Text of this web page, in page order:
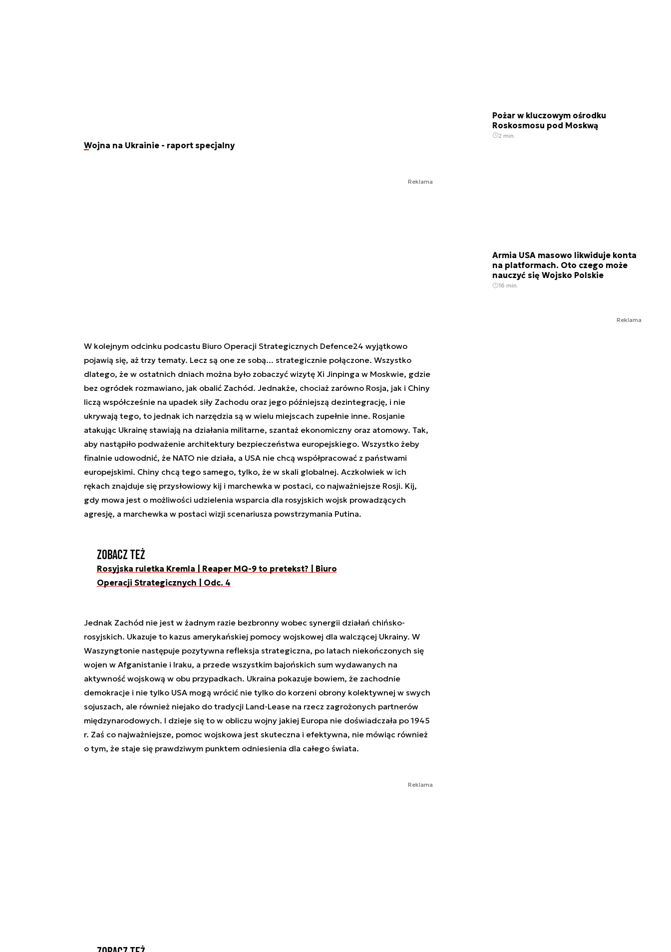
Wojna na Ukrainie - raport specjalny
Reklama
W kolejnym odcinku podcastu Biuro Operacji Strategicznych Defence24 wyjątkowo
pojawią się, aż trzy tematy. Lecz są one ze sobą... strategicznie połączone. Wszystko
dlatego, że w ostatnich dniach można było zobaczyć wizytę Xi Jinpinga w Moskwie, gdzie
bez ogródek rozmawiano, jak obalić Zachód. Jednakże, chociaż zarówno Rosja, jak i Chiny
liczą współcześnie na upadek siły Zachodu oraz jego późniejszą dezintegrację, i nie
ukrywają tego, to jednak ich narzędzia są w wielu miejscach zupełnie inne. Rosjanie
atakując Ukrainę stawiają na działania militarne, szantaż ekonomiczny oraz atomowy. Tak,
aby nastąpiło podważenie architektury bezpieczeństwa europejskiego. Wszystko żeby
finalnie udowodnić, że NATO nie działa, a USA nie chcą współpracować z państwami
europejskimi. Chiny chcą tego samego, tylko, że w skali globalnej. Aczkolwiek w ich
rękach znajduje się przysłowiowy kij i marchewka w postaci, co najważniejsze Rosji. Kij,
gdy mowa jest o możliwości udzielenia wsparcia dla rosyjskich wojsk prowadzących
agresję, a marchewka w postaci wizji scenariusza powstrzymania Putina.
Zobacz też
Rosyjska ruletka Kremla | Reaper MQ-9 to pretekst? | Biuro
Operacji Strategicznych | Odc. 4
Jednak Zachód nie jest w żadnym razie bezbronny wobec synergii działań chińsko-
rosyjskich. Ukazuje to kazus amerykańskiej pomocy wojskowej dla walczącej Ukrainy. W
Waszyngtonie następuje pozytywna refleksja strategiczna, po latach niekończonych się
wojen w Afganistanie i Iraku, a przede wszystkim bajońskich sum wydawanych na
aktywność wojskową w obu przypadkach. Ukraina pokazuje bowiem, że zachodnie
demokracje i nie tylko USA mogą wrócić nie tylko do korzeni obrony kolektywnej w swych
sojuszach, ale również niejako do tradycji Land-Lease na rzecz zagrożonych partnerów
międzynarodowych. I dzieje się to w obliczu wojny jakiej Europa nie doświadczała po 1945
r. Zaś co najważniejsze, pomoc wojskowa jest skuteczna i efektywna, nie mówiąc również
o tym, że staje się prawdziwym punktem odniesienia dla całego świata.
Reklama
Pożar w kluczowym ośrodku
Roskosmosu pod Moskwą
2 min.
Armia USA masowo likwiduje konta
na platformach. Oto czego może
nauczyć się Wojsko Polskie
16 min.
Reklama